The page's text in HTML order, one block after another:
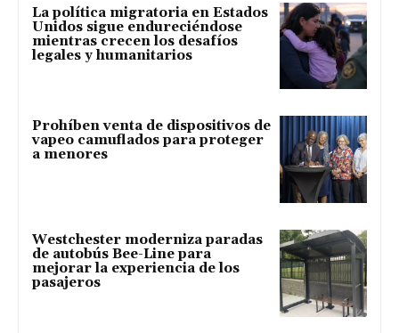
La política migratoria en Estados
Unidos sigue endureciéndose
mientras crecen los desafíos
legales y humanitarios
Prohíben venta de dispositivos de
vapeo camuflados para proteger
a menores
Westchester moderniza paradas
de autobús Bee-Line para
mejorar la experiencia de los
pasajeros